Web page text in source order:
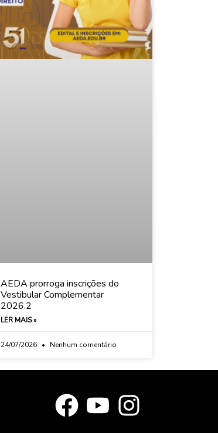
AEDA prorroga inscrições do
Vestibular Complementar
2026.2
LER MAIS »
24/07/2026 Nenhum comentário